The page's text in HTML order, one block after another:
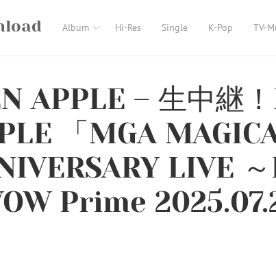
Album Hi-Res Single K-Pop TV-
APPLE – 生中継
「MGA
LIVE ～
Prime